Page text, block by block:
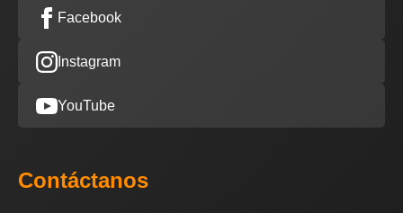
Facebook
Instagram
YouTube
Contáctanos